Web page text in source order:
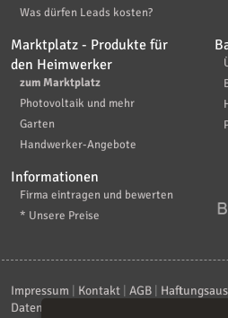
Was dürfen Leads kosten?
Marktplatz - Produkte für
den Heimwerker
zum Marktplatz
Photovoltaik und mehr
Garten
Handwerker-Angebote
Informationen
Firma eintragen und bewerten
* Unsere Preise
Impressum Kontakt AGB
Datenschutzerklärung